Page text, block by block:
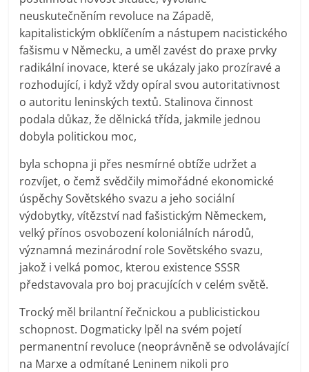
neuskutečněním revoluce na Západě,
kapitalistickým obklíčením a nástupem nacistického
fašismu v Německu, a uměl zavést do praxe prvky
radikální inovace, které se ukázaly jako prozíravé a
rozhodující, i když vždy opíral svou autoritativnost
o autoritu leninských textů. Stalinova činnost
podala důkaz, že dělnická třída, jakmile jednou
dobyla politickou moc,
byla schopna ji přes nesmírné obtíže udržet a
rozvíjet, o čemž svědčily mimořádné ekonomické
úspěchy Sovětského svazu a jeho sociální
výdobytky, vítězství nad fašistickým Německem,
velký přínos osvobození koloniálních národů,
významná mezinárodní role Sovětského svazu,
jakož i velká pomoc, kterou existence SSSR
představovala pro boj pracujících v celém světě.
Trocký měl brilantní řečnickou a publicistickou
schopnost. Dogmaticky lpěl na svém pojetí
permanentní revoluce (neoprávněně se odvolávající
na Marxe a odmítané Leninem nikoli pro